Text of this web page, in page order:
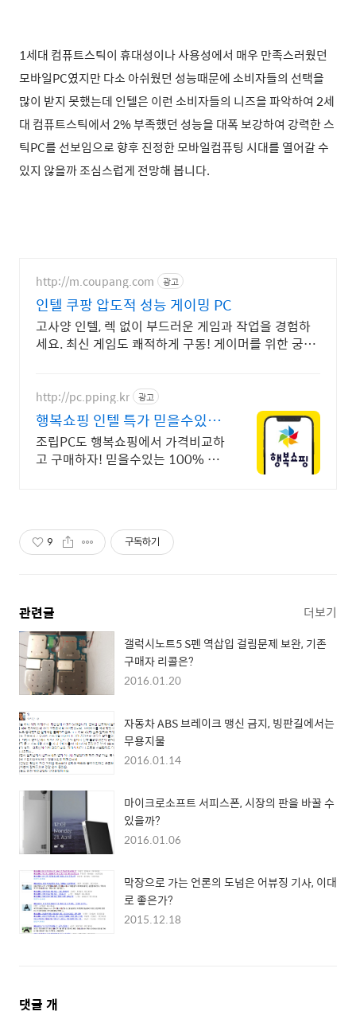
1세대 컴퓨트스틱이 휴대성이나 사용성에서 매우 만족스러웠던
모바일PC였지만 다소 아쉬웠던 성능때문에 소비자들의 선택을
많이 받지 못했는데 인텔은 이런 소비자들의 니즈을 파악하여 2세
대 컴퓨트스틱에서 2% 부족했던 성능을 대폭 보강하여 강력한 스
틱PC를 선보임으로 향후 진정한 모바일컴퓨팅 시대를 열어갈 수
있지 않을까 조심스럽게 전망해 봅니다.
http://m.coupang.com 광고
인텔 쿠팡 압도적 성능 게이밍 PC
고사양 인텔, 렉 없이 부드러운 게임과 작업을 경험하
세요. 최신 게임도 쾌적하게 구동! 게이머를 위한 궁극
http://pc.pping.kr 광고
행복쇼핑 인텔 특가 믿을수있는
100% 매매보호
조립PC도 행복쇼핑에서 가격비교하
고 구매하자! 믿을수있는 100% 매
9 구독하기
관련글 더보기
갤럭시노트5 S펜 역삽입 걸림문제 보완, 기존
구매자 리콜은?
2016.01.20
자동차 ABS 브레이크 맹신 금지, 빙판길에서는
무용지물
2016.01.14
마이크로소프트 서피스폰, 시장의 판을 바꿀 수
있을까?
2016.01.06
막장으로 가는 언론의 도넘은 어뷰징 기사, 이대
로 좋은가?
2015.12.18
댓
댓글 개